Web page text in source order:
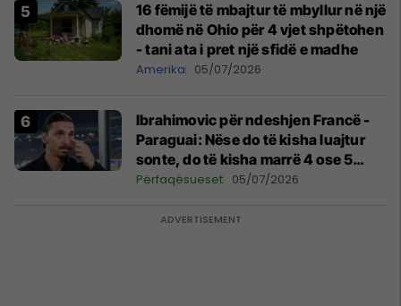
16 fëmijë të mbajtur të mbyllur në një
dhomë në Ohio për 4 vjet shpëtohen
- tani ata i pret një sfidë e madhe
Amerika 05/07/2026
Ibrahimovic për ndeshjen Francë -
Paraguai: Nëse do të kisha luajtur
sonte, do të kisha marrë 4 ose 5
kartonë të kuq
Përfaqësueset 05/07/2026